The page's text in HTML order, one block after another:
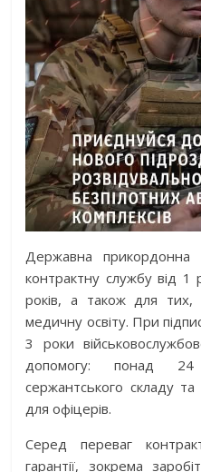
Державна прикордонна
контрактну службу від
років, а також для тих,
медичну освіту. При
3 роки
допомогу: понад
сержантського складу
для офіцерів.
Серед переваг
гарантії, зокрема